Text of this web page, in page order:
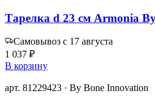
Тарелка d 23 см Armonia
Самовывоз с 17 августа
1 037 ₽
В корзину
арт. 81229423 · By Bone Innovation